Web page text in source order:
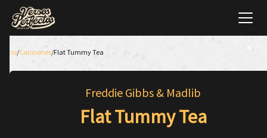
Inicio/Canciones/Flat Tummy Tea
Freddie Gibbs & Madlib
Flat Tummy Tea